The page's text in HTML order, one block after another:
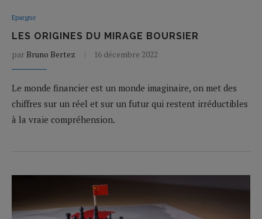
Epargne
LES ORIGINES DU MIRAGE BOURSIER
par Bruno Bertez 16 décembre 2022
Le monde financier est un monde imaginaire, on met des
chiffres sur un réel et sur un futur qui restent irréductibles
à la vraie compréhension.